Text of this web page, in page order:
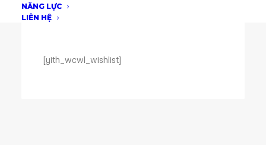
NĂNG LỰC
LIÊN HỆ
[yith_wcwl_wishlist]